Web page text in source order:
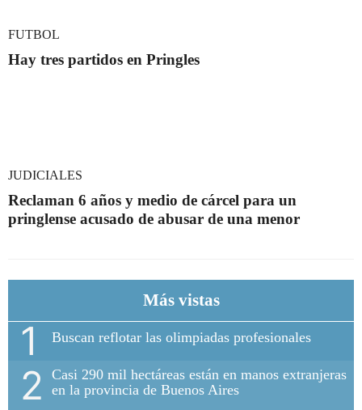
FUTBOL
Hay tres partidos en Pringles
JUDICIALES
Reclaman 6 años y medio de cárcel para un
pringlense acusado de abusar de una menor
Más vistas
1 Buscan reflotar las olimpiadas profesionales
2
Casi 290 mil hectáreas están en manos extranjeras
en la provincia de Buenos Aires